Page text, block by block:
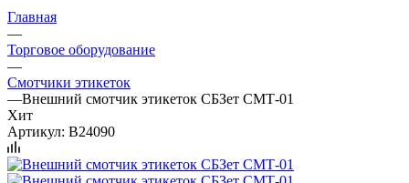
Главная
—
Торговое оборудование
—
Смотчики этикеток
—Внешний смотчик этикеток СБЗет СМТ-01
Хит
Артикул: B24090